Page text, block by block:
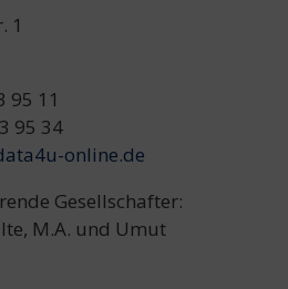
1
95 11
95 34
online.de
Gesellschafter:
M.A. und Umut